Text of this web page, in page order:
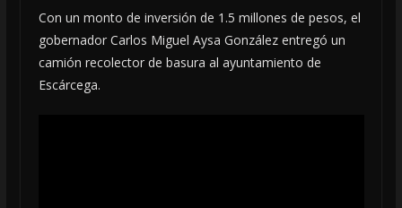
Con un monto de inversión de 1.5 millones de pesos, el
gobernador Carlos Miguel Aysa González entregó un
camión recolector de basura al ayuntamiento de
Escárcega.